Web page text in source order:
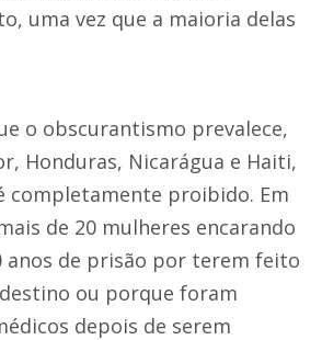
uma vez que a maioria delas
o obscurantismo prevalece,
Honduras, Nicarágua e Haiti,
completamente proibido. Em
de 20 mulheres encarando
anos de prisão por terem feito
ou porque foram
depois de serem